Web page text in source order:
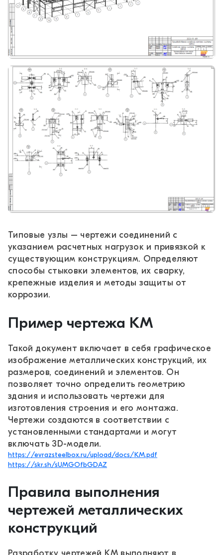
Типовые узлы – чертежи соединений с
указанием расчетных нагрузок и привязкой к
существующим конструкциям. Определяют
способы стыковки элементов, их сварку,
крепежные изделия и методы защиты от
коррозии.
Пример чертежа КМ
Такой документ включает в себя графическое
изображение металлических конструкций, их
размеров, соединений и элементов. Он
позволяет точно определить геометрию
здания и использовать чертежи для
изготовления строения и его монтажа.
Чертежи создаются в соответствии с
установленными стандартами и могут
включать 3D-модели.
https://evrazsteelbox.ru/upload/docs/KM.pdf
https://skr.sh/sUMGOfbGDAZ
Правила выполнения
чертежей металлических
конструкций